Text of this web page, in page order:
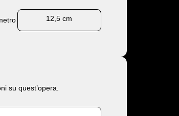
12,5 cm
su quest’opera.